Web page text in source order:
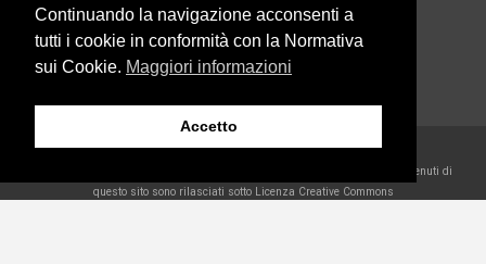
Vantaggi da Pubblica Amministrazione
Eccetto dove diversamente specificato, i contenuti di
questo sito sono rilasciati sotto Licenza Creative Commons
Continuando la navigazione acconsenti a
tutti i cookie in conformità con la Normativa
sui Cookie. Maggiori informazioni
Accetto